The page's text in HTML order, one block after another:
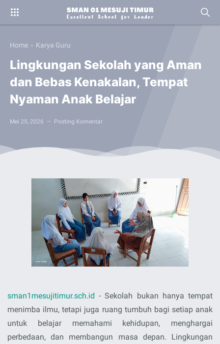
Home › Karya Guru
Lingkungan Sekolah yang Aman
dan Bebas Kenakalan, Tempat
Nyaman Anak Belajar
Mei 25, 2026 Posting Komentar
sman1mesujitimur.sch.id - Sekolah bukan hanya tempat
menimba ilmu, tetapi juga ruang tumbuh bagi setiap anak
untuk belajar memahami kehidupan, menghargai
perbedaan, dan membangun masa depan. Lingkungan